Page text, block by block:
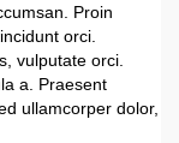
Proin
orci.
vulputate orci.
a. Praesent
ullamcorper dolor,